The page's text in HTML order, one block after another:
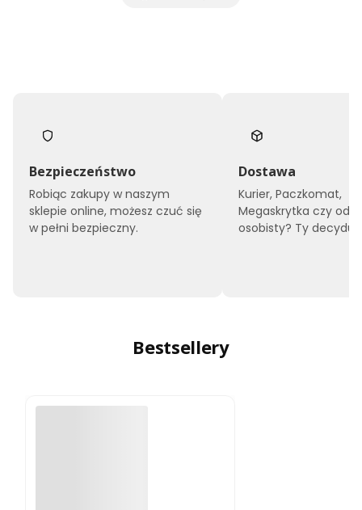
Bezpieczeństwo
Robiąc zakupy w naszym
sklepie online, możesz czuć się
w pełni bezpieczny.
Dostawa
Kurier, Paczkomat,
Megaskrytka czy
osobisty? Ty
Bestsellery